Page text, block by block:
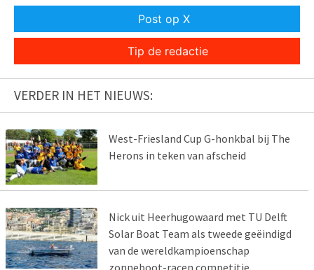
Post op X
Tip de redactie
VERDER IN HET NIEUWS:
West-Friesland Cup G-honkbal bij The
Herons in teken van afscheid
Nick uit Heerhugowaard met TU Delft
Solar Boat Team als tweede geëindigd
van de wereldkampioenschap
zonneboot-racen competitie